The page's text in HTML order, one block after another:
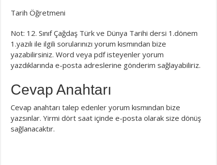
Tarih Öğretmeni
Not: 12. Sınıf Çağdaş Türk ve Dünya Tarihi dersi 1.dönem
1.yazılı ile ilgili sorularınızı yorum kısmından bize
yazabilirsiniz. Word veya pdf isteyenler yorum
yazdıklarında e-posta adreslerine gönderim sağlayabiliriz.
Cevap Anahtarı
Cevap anahtarı talep edenler yorum kısmından bize
yazsınlar. Yirmi dört saat içinde e-posta olarak size dönüş
sağlanacaktır.